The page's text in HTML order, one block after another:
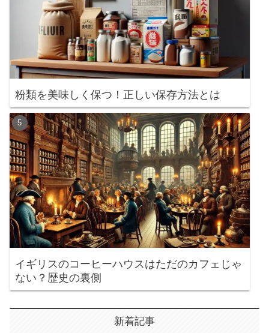
粉類を美味しく保つ！正しい保存方法とは
イギリスのコーヒーハウスはただのカフェじゃ
ない？歴史の裏側
新着記事